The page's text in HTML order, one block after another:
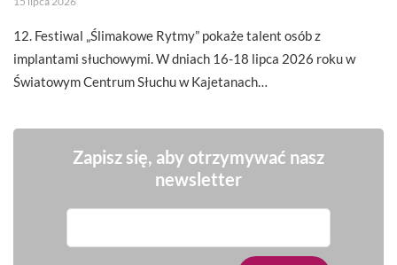
12. Festiwal „Ślimakowe Rytmy” pokaże talent osób z
implantami słuchowymi. W dniach 16-18 lipca 2026 roku w
Światowym Centrum Słuchu w Kajetanach…
Zapisz się, aby otrzymywać nasz
newsletter